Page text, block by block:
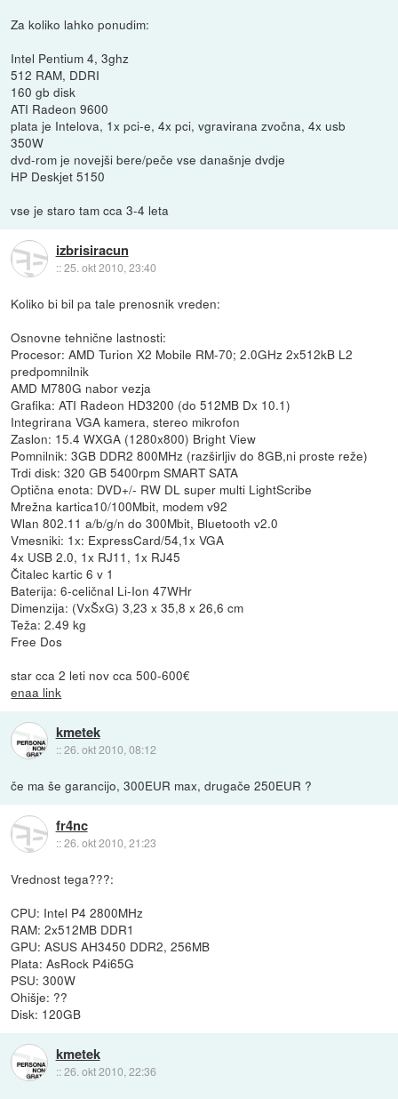
Za koliko lahko ponudim:
Intel Pentium 4, 3ghz
512 RAM, DDRI
160 gb disk
ATI Radeon 9600
plata je Intelova, 1x pci-e, 4x pci, vgravirana zvočna, 4x usb
350W
dvd-rom je novejši bere/peče vse današnje dvdje
HP Deskjet 5150
vse je staro tam cca 3-4 leta
izbrisiracun
::25. okt 2010, 23:40
Koliko bi bil pa tale prenosnik vreden:
Osnovne tehnične lastnosti:
Procesor: AMD Turion X2 Mobile RM-70; 2.0GHz 2x512kB L2
predpomnilnik
AMD M780G nabor vezja
Grafika: ATI Radeon HD3200 (do 512MB Dx 10.1)
Integrirana VGA kamera, stereo mikrofon
Zaslon: 15.4 WXGA (1280x800) Bright View
Pomnilnik: 3GB DDR2 800MHz (razširljiv do 8GB,ni proste reže)
Trdi disk: 320 GB 5400rpm SMART SATA
Optična enota: DVD+/- RW DL super multi LightScribe
Mrežna kartica10/100Mbit, modem v92
Wlan 802.11 a/b/g/n do 300Mbit, Bluetooth v2.0
Vmesniki: 1x: ExpressCard/54,1x VGA
4x USB 2.0, 1x RJ11, 1x RJ45
Čitalec kartic 6 v 1
Baterija: 6-celičnal Li-Ion 47WHr
Dimenzija: (VxŠxG) 3,23 x 35,8 x 26,6 cm
Teža: 2.49 kg
Free Dos
star cca 2 leti nov cca 500-600€
enaa link
kmetek
::26. okt 2010, 08:12
če ma še garancijo, 300EUR max, drugače 250EUR ?
fr4nc
::26. okt 2010, 21:23
Vrednost tega???:
CPU: Intel P4 2800MHz
RAM: 2x512MB DDR1
GPU: ASUS AH3450 DDR2, 256MB
Plata: AsRock P4i65G
PSU: 300W
Ohišje: ??
Disk: 120GB
kmetek
::26. okt 2010, 22:36